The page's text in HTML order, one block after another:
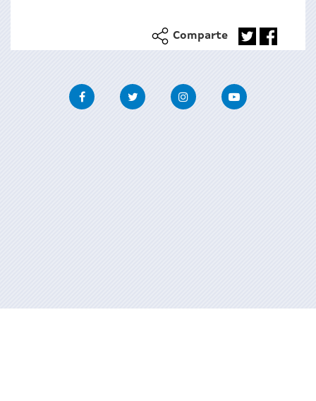
Comparte
FacebookTwitter InstagramYoutube